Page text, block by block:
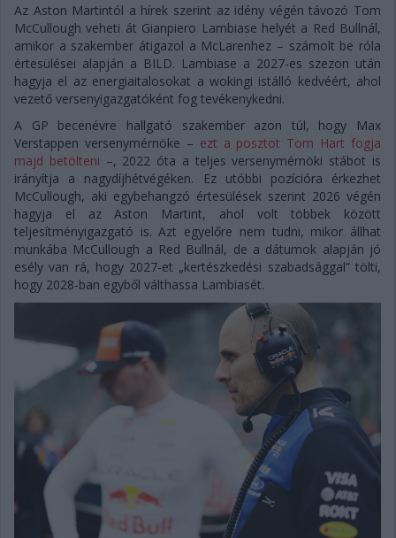
Az Aston Martintól a hírek szerint az idény végén távozó Tom
McCullough veheti át Gianpiero Lambiase helyét a Red Bullnál,
amikor a szakember átigazol a McLarenhez – számolt be róla
értesülései alapján a BILD. Lambiase a 2027-es szezon után
hagyja el az energiaitalosokat a wokingi istálló kedvéért, ahol
vezető versenyigazgatóként fog tevékenykedni.
A GP becenévre hallgató szakember azon túl, hogy Max
Verstappen versenymérnöke – ezt a posztot Tom Hart fogja
majd betölteni –, 2022 óta a teljes versenymérnöki stábot is
irányítja a nagydíjhétvégéken. Ez utóbbi pozícióra érkezhet
McCullough, aki egybehangzó értesülések szerint 2026 végén
hagyja el az Aston Martint, ahol volt többek között
teljesítményigazgató is. Azt egyelőre nem tudni, mikor állhat
munkába McCullough a Red Bullnál, de a dátumok alapján jó
esély van rá, hogy 2027-et „kertészkedési szabadsággal” tölti,
hogy 2028-ban egyből válthassa Lambiasét.